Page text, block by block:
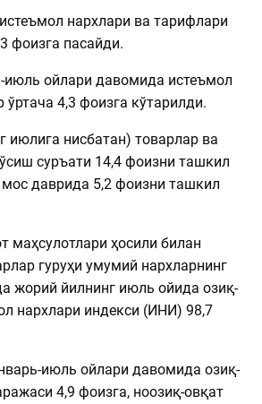
нархлари ва тарифлари
фоизга пасайди.
июль ойлари давомида истеъмол
4,3 фоизга кўтарилди.
июлига нисбатан) товарлар ва
суръати 14,4 фоизни ташкил
мос даврида 5,2 фоизни ташкил
маҳсулотлари ҳосили билан
гуруҳи умумий нархларнинг
жорий йилнинг июль ойида озиқ-
нархлари индекси (ИНИ) 98,7
июль ойлари давомида озиқ-
4,9 фоизга, ноозиқ-овқат